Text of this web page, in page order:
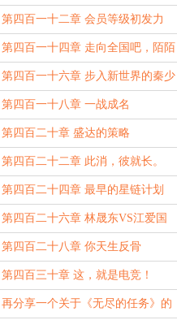
第四百一十二章 会员等级初发力
第四百一十四章 走向全国吧，陌陌
网吧！
第四百一十六章 步入新世界的秦少
第四百一十八章 一战成名
第四百二十章 盛达的策略
第四百二十二章 此消，彼就长。
第四百二十四章 最早的星链计划
第四百二十六章 林晟东VS江爱国
第四百二十八章 你天生反骨
第四百三十章 这，就是电竞！
再分享一个关于《无尽的任务》的